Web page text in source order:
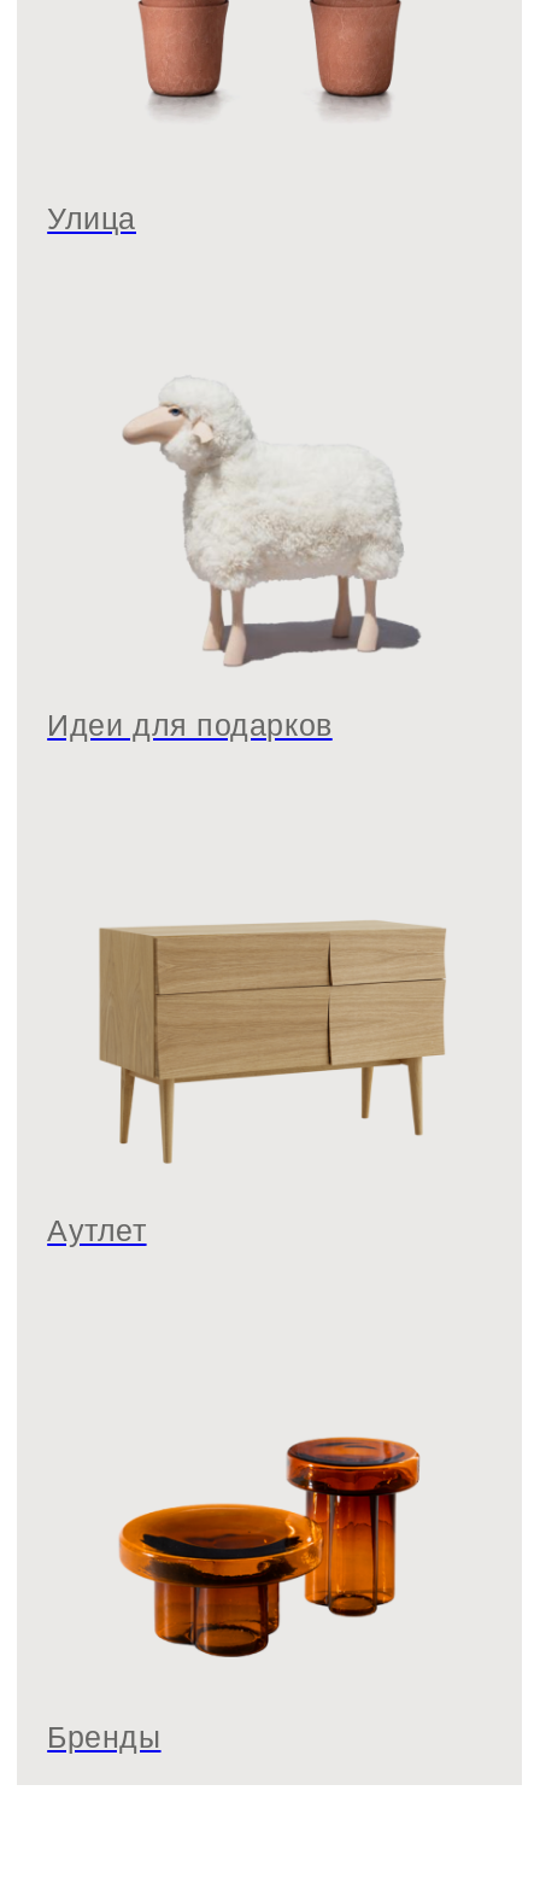
0
КОРЗИНА
Будьте в курсе всех новинок
и спец. предложений
Подписаться
© 2021-2026 Салон мебели и декора «Предметы»
Публичный договор оферты